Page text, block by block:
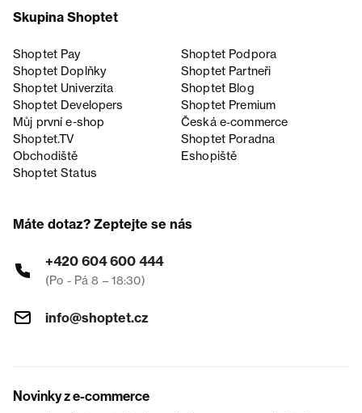
Skupina Shoptet
Shoptet Pay
Shoptet Podpora
Shoptet Doplňky
Shoptet Partneři
Shoptet Univerzita
Shoptet Blog
Shoptet Developers
Shoptet Premium
Můj první e-shop
Česká e‑commerce
Shoptet.TV
Shoptet Poradna
Obchodiště
Eshopiště
Shoptet Status
Máte dotaz? Zeptejte se nás
+420 604 600 444
(Po - Pá 8 – 18:30)
info@shoptet.cz
Novinky z e-commerce